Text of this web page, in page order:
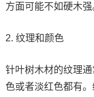
方面可能不如硬木强
2. 纹理和颜色
针叶树木材的纹理
色或者淡红色都有